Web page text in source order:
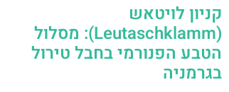
קניון לויטאש
(Leutaschklamm): מסלול
הטבע הפנורמי בחבל טירול
בגרמניה